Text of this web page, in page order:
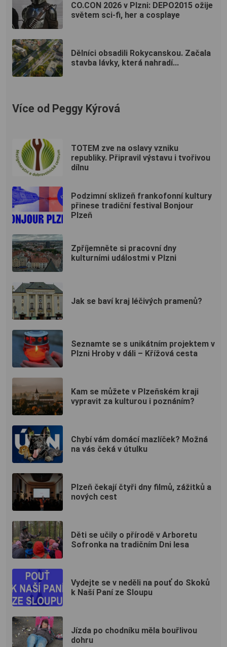
CO.CON 2026 v Plzni: DEPO2015 ožije
světem sci-fi, her a cosplaye
Dělníci obsadili Rokycanskou. Začala
stavba lávky, která nahradí...
Více od Peggy Kýrová
TOTEM zve na oslavy vzniku
republiky. Připravil výstavu i tvořivou
dílnu
Podzimní sklizeň frankofonní kultury
přinese tradiční festival Bonjour
Plzeň
Zpříjemněte si pracovní dny
kulturními událostmi v Plzni
Jak se baví kraj léčivých pramenů?
Seznamte se s unikátním projektem v
Plzni Hroby v dáli – Křížová cesta
Kam se můžete v Plzeňském kraji
vypravit za kulturou i poznáním?
Chybí vám domácí mazlíček? Možná
na vás čeká v útulku
Plzeň čekají čtyři dny filmů, zážitků a
nových cest
Děti se učily o přírodě v Arboretu
Sofronka na tradičním Dni lesa
Vydejte se v neděli na pouť do Skoků
k Naší Paní ze Sloupu
Jízda po chodníku měla bouřlivou
dohru